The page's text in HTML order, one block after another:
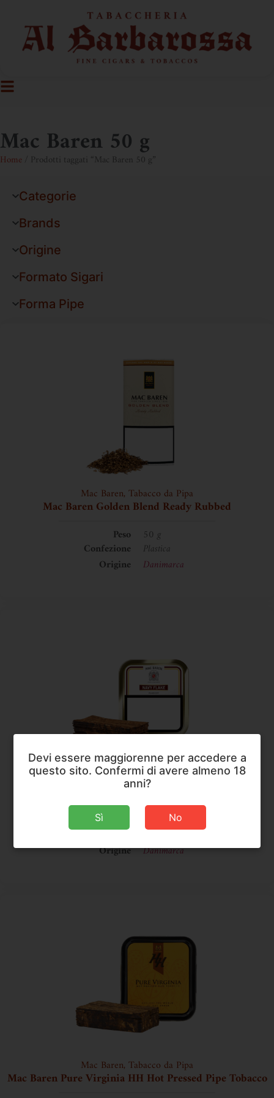
Mac Baren 50 g
Home / Prodotti taggati “Mac Baren 50 g”
Categorie
Brands
Origine
Formato Sigari
Forma Pipe
Mac Baren, Tabacco da Pipa
Mac Baren Golden Blend Ready Rubbed
Peso
50 g
Confezione
Plastica
Origine
Danimarca
Mac Baren,Tabacco da Pipa
Mac Baren Navy Flake
Confezione
Latta
Origine
Danimarca
Mac Baren, Tabacco da Pipa
Mac Baren Pure Virginia HH Hot Pressed Pipe Tobacco
Devi essere maggiorenne per accedere a
questo sito. Confermi di avere almeno 18
anni?
Sì No